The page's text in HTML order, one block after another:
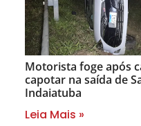
Motorista foge após
capotar na saída de
Indaiatuba
Leia Mais »